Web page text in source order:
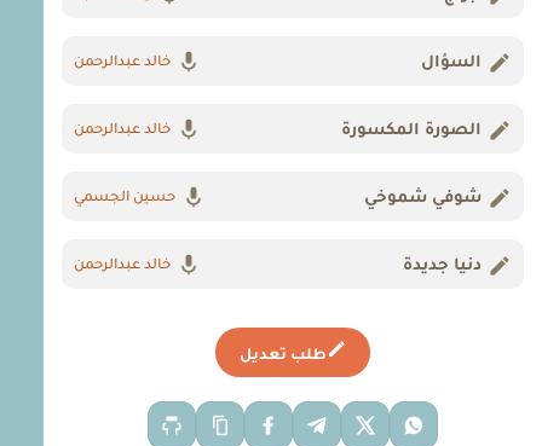
السؤال خالد عبدالرحمن
الصورة المكسورة خالد عبدالرحمن
شوفي شموخي حسين الجسمي
دنيا جديدة خالد عبدالرحمن
طلب تعديل